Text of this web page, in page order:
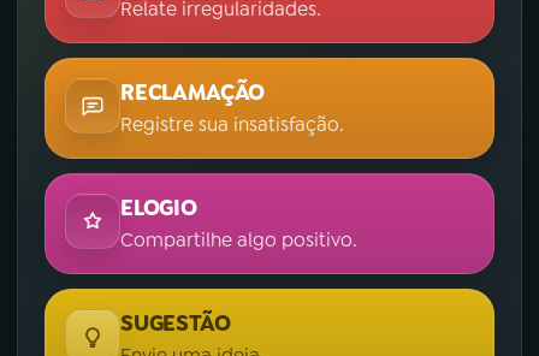
Relate irregularidades.
RECLAMAÇÃO
Registre sua insatisfação.
ELOGIO
Compartilhe algo positivo.
SUGESTÃO